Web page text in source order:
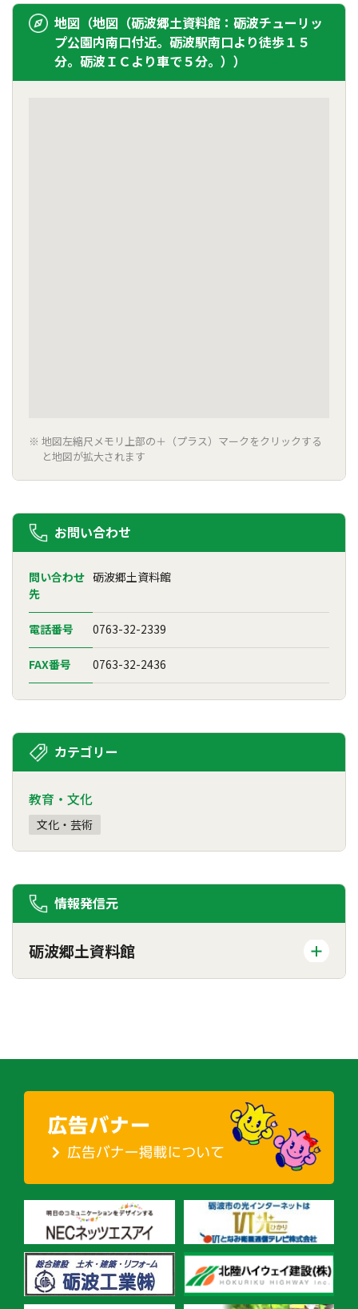
地図（地図（砺波郷土資料館：砺波チューリッ
プ公園内南口付近。砺波駅南口より徒歩１５
分。砺波ＩＣより車で５分。））
地図左縮尺メモリ上部の＋（プラス）マークをクリックする
と地図が拡大されます
お問い合わせ
問い合わせ
先
砺波郷土資料館
電話番号 0763-32-2339
FAX番号 0763-32-2436
カテゴリー
教育・文化
文化・芸術
情報発信元
砺波郷土資料館